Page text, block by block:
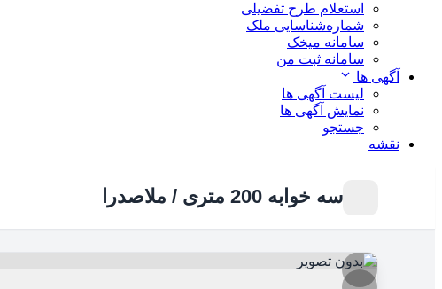
استعلام طرح تفضیلی
شماره‌شناسایی ملک
سامانه میخک
سامانه ثبت من
آگهی ها
لیست آگهی ها
نمایش آگهی ها
جستجو
نقشه
سه خوابه 200 متری / ملاصدرا